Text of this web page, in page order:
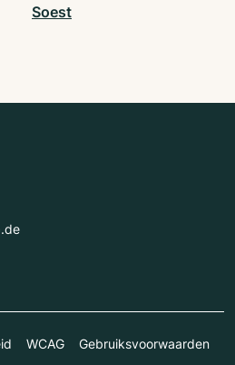
Soest
WCAG
Gebruiksvoorwaarden